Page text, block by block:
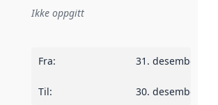
:
Ikke oppgitt
Fra: 31. desember
Til: 30. desember